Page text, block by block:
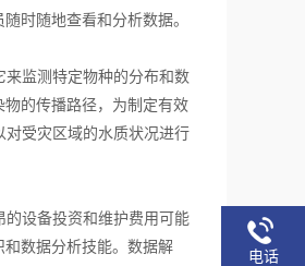
时随地查看和分析数据。
监测特定物种的分布和数
的传播路径，为制定有效
受灾区域的水质状况进行
设备投资和维护费用可能
数据分析技能。数据解
电话